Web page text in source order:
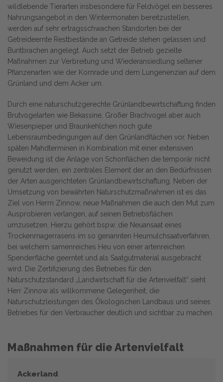
wildlebende Tierarten insbesondere für Feldvögel ein besseres
Nahrungsangebot in den Wintermonaten bereitzustellen,
werden auf sehr ertragsschwachen Standorten bei der
Getreideernte Restbestände an Getreide stehen gelassen und
Buntbrachen angelegt. Auch setzt der Betrieb gezielte
Maßnahmen zur Verbreitung und Wiederansiedlung seltener
Pflanzenarten wie der Kornrade und dem Lungenenzian auf dem
Grünland und dem Acker um.
Durch eine naturschutzgerechte Grünlandbewirtschaftung finden
Brutvogelarten wie Bekassine, Großer Brachvogel aber auch
Wiesenpieper und Braunkehlchen noch gute
Lebensraumbedingungen auf den Grünlandflächen vor. Neben
späten Mahdterminen in Kombination mit einer extensiven
Beweidung ist die Anlage von Schonflächen die temporär nicht
genutzt werden, ein zentrales Element der an den Bedürfnissen
der Arten ausgerichteten Grünlandbewirtschaftung. Neben der
Umsetzung von bewährten Naturschutzmaßnahmen ist es das
Ziel von Herrn Zinnow, neue Maßnahmen die auch den Mut zum
Ausprobieren verlangen, auf seinen Betriebsflächen
umzusetzen. Hierzu gehört bspw. die Neuansaat eines
Trockenmagerrasens im so genannten Heumulchsaatverfahren,
bei welchem samenreiches Heu von einer artenreichen
Spenderfläche geerntet und als Saatgutmaterial ausgebracht
wird. Die Zertifizierung des Betriebes für den
Naturschutzstandard „Landwirtschaft für die Artenvielfalt“ sieht
Herr Zinnow als willkommene Gelegenheit, die
Naturschutzleistungen des Ökologischen Landbaus und seines
Betriebes für den Verbraucher deutlich und sichtbar zu machen.
Maßnahmen für die Artenvielfalt
Ackerland